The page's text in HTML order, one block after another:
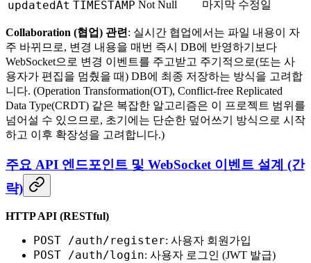
updatedAt TIMESTAMP Not Null 마지막 수정일
Collaboration (협업) 관련 : 실시간 협업에서는 파일 내용이 자
주 바뀌므로, 변경 내용을 매번 즉시 DB에 반영하기보다
WebSocket으로 변경 이벤트를 주고받고 주기적으로(또는 사
용자가 편집을 멈췄을 때) DB에 최종 저장하는 방식을 고려합
니다. (Operation Transformation(OT), Conflict-free Replicated
Data Type(CRDT) 같은 복잡한 알고리즘은 이 프로젝트 범위를
넘어설 수 있으므로, 초기에는 단순한 덮어쓰기 방식으로 시작
하고 이후 확장성을 고려합니다.)
주요 API 엔드포인트 및 WebSocket 이벤트 설계 (간
략)
HTTP API (RESTful)
POST /auth/register: 사용자 회원가입
POST /auth/login: 사용자 로그인 (JWT 발급)